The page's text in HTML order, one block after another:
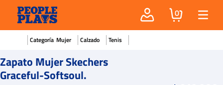
0
Mujer Calzado Tenis
Zapato Mujer Skechers
Graceful-Softsoul.